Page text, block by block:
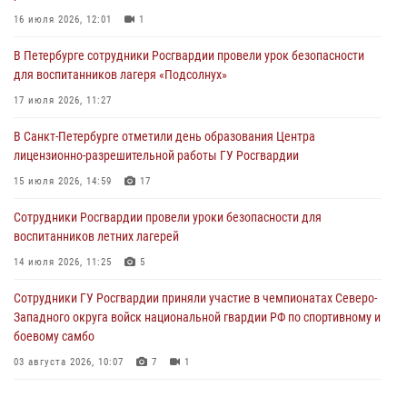
06 августа 2026, 11:36
Сотрудники и военнослужащие Росгвардии обеспечили
правопорядок при проведении матча "Зенит" - "Балтика"
06 августа 2026, 07:30
В Выборгском районе наряд Росгвардии обнаружил
разыскиваемый преступный автотранспорт
05 августа 2026, 12:25 2
Петербургские росгвардейцы обнаружили объявленный в розыск
автомобиль, ранее использовавшийся при совершении кражи в
Ленобласти
16 июля 2026, 12:01 1
В Петербурге сотрудники Росгвардии провели урок безопасности
для воспитанников лагеря «Подсолнух»
17 июля 2026, 11:27
В Санкт-Петербурге отметили день образования Центра
лицензионно-разрешительной работы ГУ Росгвардии
15 июля 2026, 14:59 17
Сотрудники Росгвардии провели уроки безопасности для
воспитанников летних лагерей
14 июля 2026, 11:25 5
Сотрудники ГУ Росгвардии приняли участие в чемпионатах Северо-
Западного округа войск национальной гвардии РФ по спортивному и
боевому самбо
03 августа 2026, 10:07 7 1